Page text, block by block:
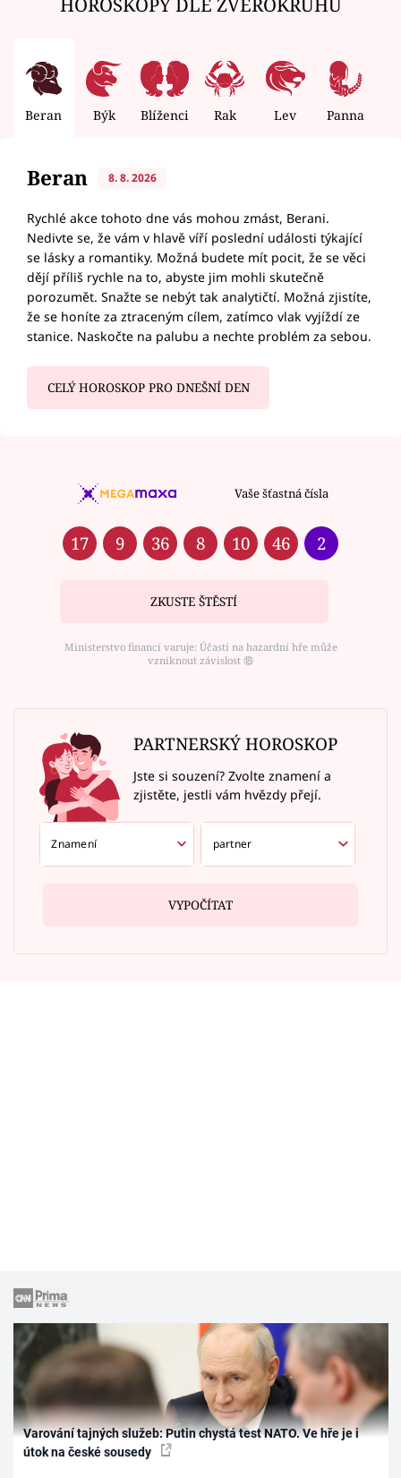
Beran Býk Blíženci Rak Lev Panna
Beran 8. 8. 2026
Rychlé akce tohoto dne vás mohou zmást, Berani.
Nedivte se, že vám v hlavě víří poslední události týkající
se lásky a romantiky. Možná budete mít pocit, že se věci
dějí příliš rychle na to, abyste jim mohli skutečně
porozumět. Snažte se nebýt tak analytičtí. Možná zjistíte,
že se honíte za ztraceným cílem, zatímco vlak vyjíždí ze
stanice. Naskočte na palubu a nechte problém za sebou.
CELÝ HOROSKOP PRO DNEŠNÍ DEN
Vaše šťastná čísla
17 9 36 8 10 46 2
ZKUSTE ŠTĚSTÍ
Ministerstvo financí varuje: Účastí na hazardní hře může
vzniknout závislost ⑱
PARTNERSKÝ HOROSKOP
Jste si souzení? Zvolte znamení a
zjistěte, jestli vám hvězdy přejí.
VYPOČÍTAT
Varování tajných služeb: Putin chystá test NATO. Ve hře je i
útok na české sousedy